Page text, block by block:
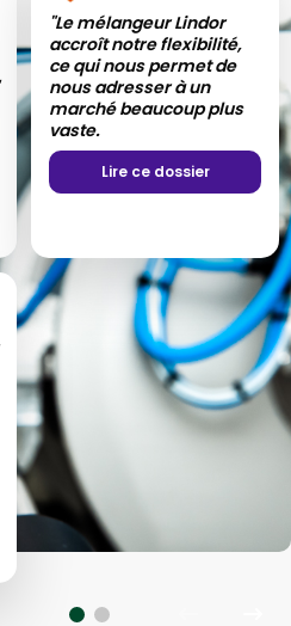
"Le mélangeur Lindor
accroît notre flexibilité,
ce qui nous permet de
nous adresser à un
marché beaucoup plus
vaste.
Lire ce dossier
"Avec le mélangeur
Lindor, l'opération est
vraiment simple - les
processus de
manipulation et de
nettoyage sont très aisé
Lire ce dossier